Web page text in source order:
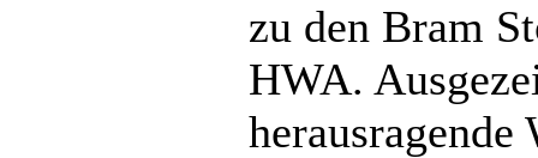
zu den Bram
HWA.
herausragende